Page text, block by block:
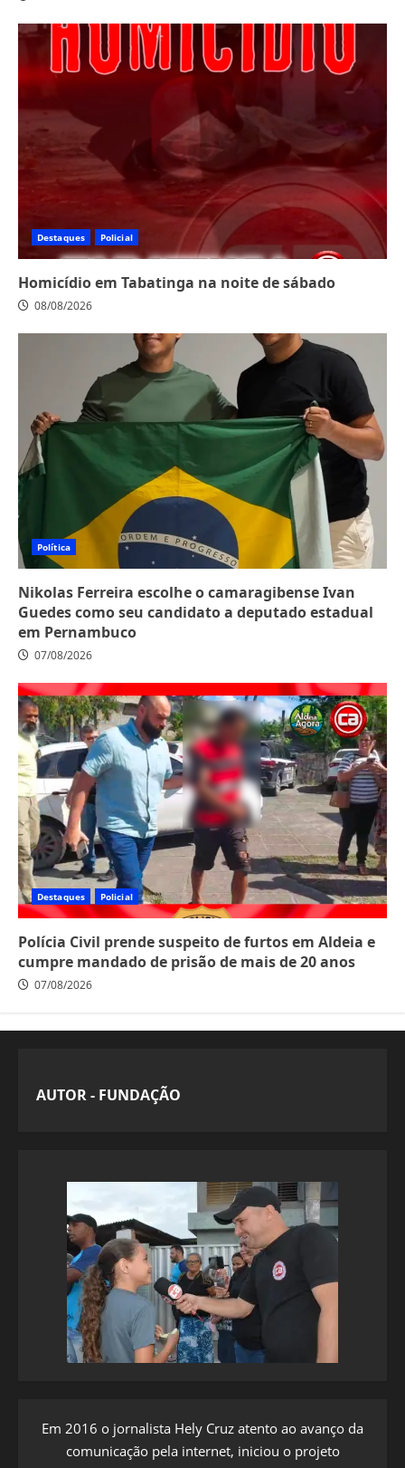
Destaques Policial
Homicídio em Tabatinga na noite de sábado
08/08/2026
Política
Nikolas Ferreira escolhe o camaragibense Ivan
Guedes como seu candidato a deputado estadual
em Pernambuco
07/08/2026
Destaques Policial
Polícia Civil prende suspeito de furtos em Aldeia e
cumpre mandado de prisão de mais de 20 anos
07/08/2026
AUTOR - FUNDAÇÃO
Em 2016 o jornalista Hely Cruz atento ao avanço da
comunicação pela internet, iniciou o projeto